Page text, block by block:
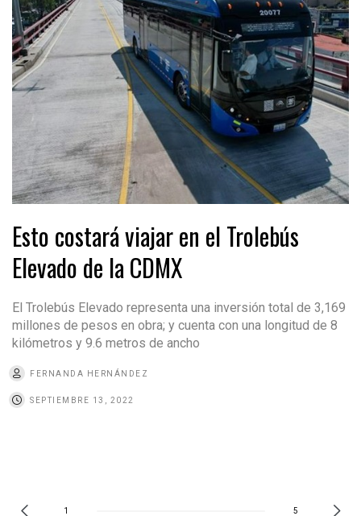
Esto costará viajar en el Trolebús
Elevado de la CDMX
El Trolebús Elevado representa una inversión total de 3,169
millones de pesos en obra; y cuenta con una longitud de 8
kilómetros y 9.6 metros de ancho
FERNANDA HERNÁNDEZ
SEPTIEMBRE 13, 2022
1 5